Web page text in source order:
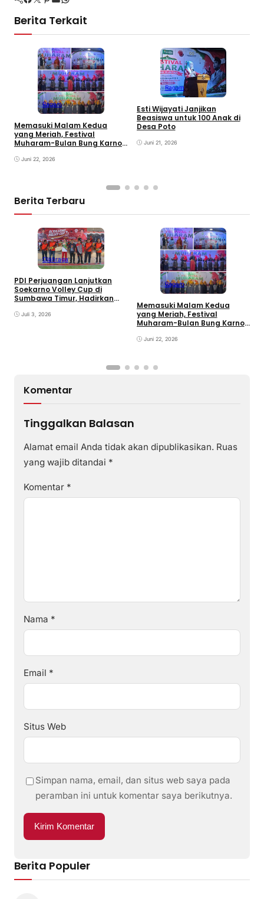
Berita Terkait
Ragam
Memasuki Malam Kedua
yang Meriah, Festival
Muharam-Bulan Bung Karno
Pemajuan Kebudayaan
Juni 22, 2026
Ragam
Esti Wijayati Janjikan
Beasiswa untuk 100 Anak di
Desa Poto
Juni 21, 2026
Berita Terbaru
Olahraga
PDI Perjuangan Lanjutkan
Soekarno Volley Cup di
Sumbawa Timur, Hadirkan
Rakyat
Juli 3, 2026
Ragam
Memasuki Malam Kedua
yang Meriah, Festival
Muharam-Bulan Bung Karno
Pemajuan Kebudayaan
Juni 22, 2026
Komentar
Tinggalkan Balasan
Alamat email Anda tidak akan dipublikasikan. Ruas
yang wajib ditandai *
Komentar *
Nama *
Email *
Situs Web
Simpan nama, email, dan situs web saya pada
peramban ini untuk komentar saya berikutnya.
Berita Populer